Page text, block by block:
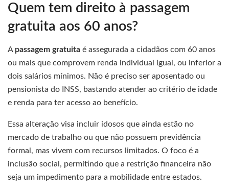
Quem tem direito à passagem
gratuita aos 60 anos?
A passagem gratuita é assegurada a cidadãos com 60 anos
ou mais que comprovem renda individual igual, ou inferior a
dois salários mínimos. Não é preciso ser aposentado ou
pensionista do INSS, bastando atender ao critério de idade
e renda para ter acesso ao benefício.
Essa alteração visa incluir idosos que ainda estão no
mercado de trabalho ou que não possuem previdência
formal, mas vivem com recursos limitados. O foco é a
inclusão social, permitindo que a restrição financeira não
seja um impedimento para a mobilidade entre estados.